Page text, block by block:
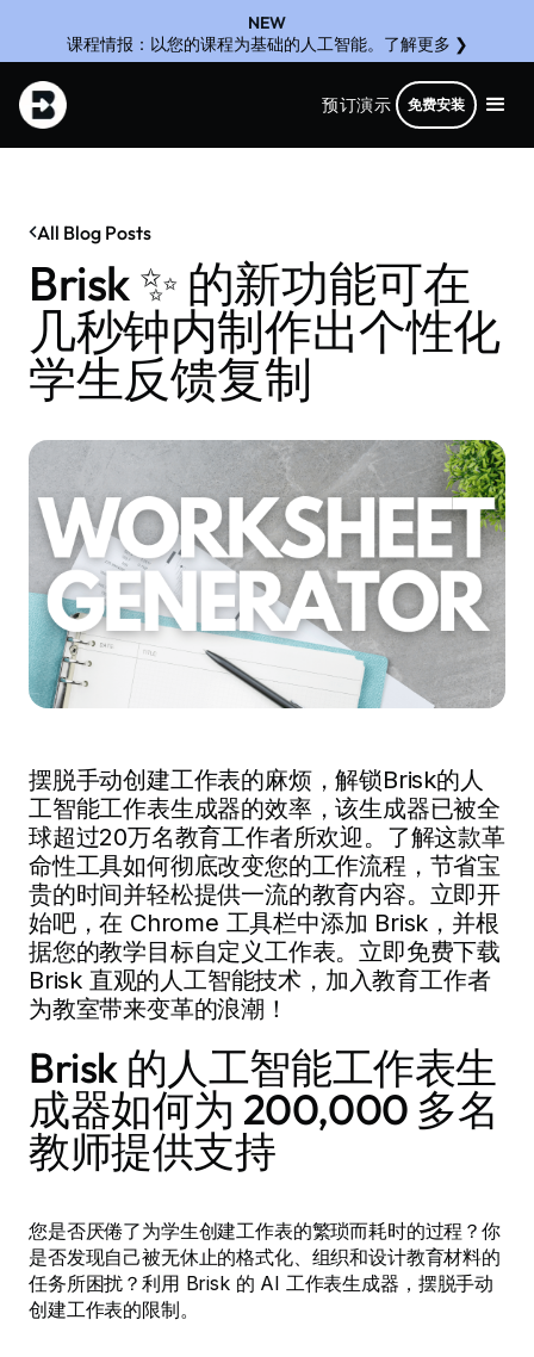
NEW
课程情报：以您的课程为基础的人工智能。了解更多 ❯
预订演示 免费安装
All Blog Posts
Brisk ✨ 的新功能可在
几秒钟内制作出个性化
学生反馈复制
摆脱手动创建工作表的麻烦，解锁Brisk的人
工智能工作表生成器的效率，该生成器已被全
球超过20万名教育工作者所欢迎。了解这款革
命性工具如何彻底改变您的工作流程，节省宝
贵的时间并轻松提供一流的教育内容。立即开
始吧，在 Chrome 工具栏中添加 Brisk，并根
据您的教学目标自定义工作表。立即免费下载
Brisk 直观的人工智能技术，加入教育工作者
为教室带来变革的浪潮！
Brisk 的人工智能工作表生
成器如何为 200,000 多名
教师提供支持
您是否厌倦了为学生创建工作表的繁琐而耗时的过程？你
是否发现自己被无休止的格式化、组织和设计教育材料的
任务所困扰？利用 Brisk 的 AI 工作表生成器，摆脱手动
创建工作表的限制。